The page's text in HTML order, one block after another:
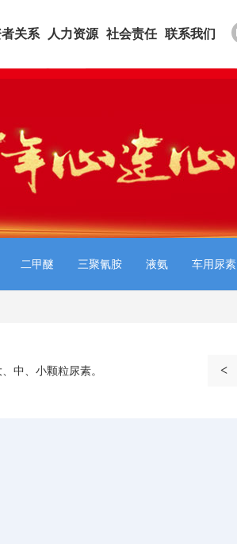
关系 人力资源 社会责任 联系我们
二甲醚 三聚氰胺 液氨 车用尿素
中、小颗粒尿素。 <